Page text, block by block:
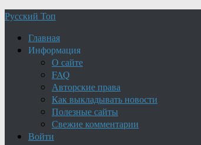
Русский Топ
Главная
Информация
О сайте
FAQ
Авторские права
Как выкладывать новости
Полезные сайты
Свежие комментарии
Войти